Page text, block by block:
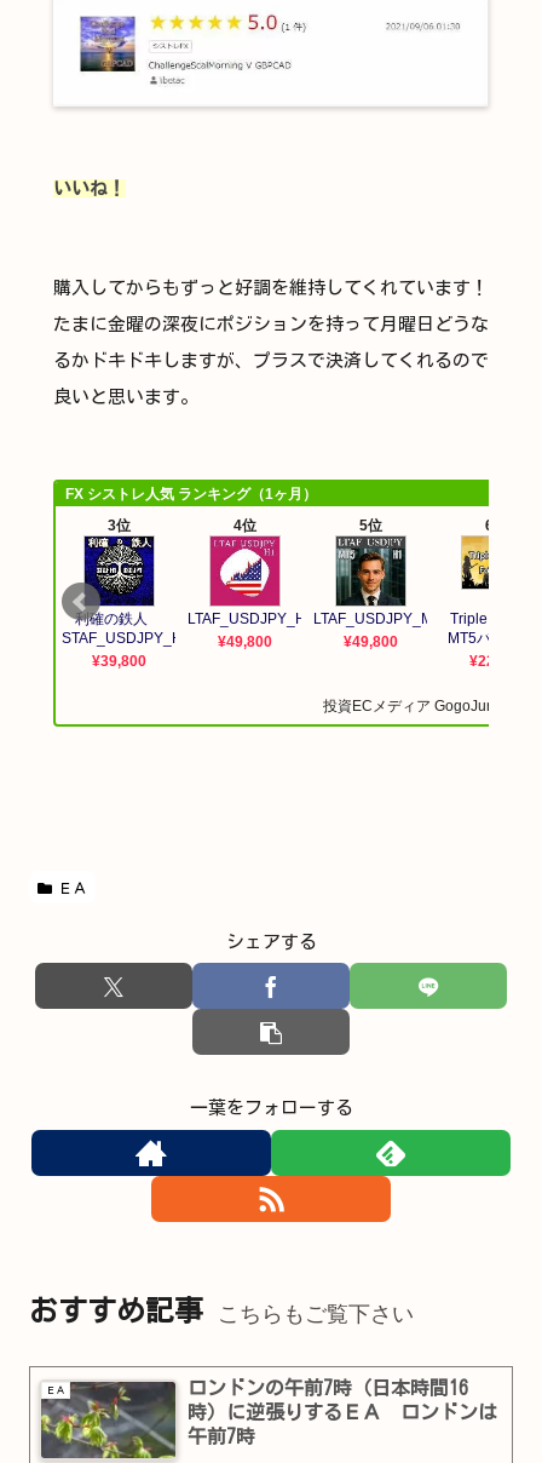
いいね！
購入してからもずっと好調を維持してくれています！
たまに金曜の深夜にポジションを持って月曜日どうな
るかドキドキしますが、プラスで決済してくれるので
良いと思います。
ＥＡ
シェアする
一葉をフォローする
おすすめ記事 こちらもご覧下さい
ＥＡ
ロンドンの午前7時（日本時間16
時）に逆張りするＥＡ ロンドンは
午前7時